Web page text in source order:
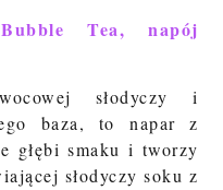
Tea, napój
słodyczy i
baza, to napar z
głębi smaku i tworzy
słodyczy soku z